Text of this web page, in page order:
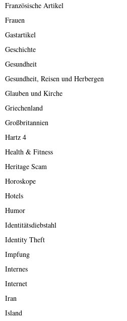
Französische Artikel
Frauen
Gastartikel
Geschichte
Gesundheit
Gesundheit, Reisen und Herbergen
Glauben und Kirche
Griechenland
Großbritannien
Hartz 4
Health & Fitness
Heritage Scam
Horoskope
Hotels
Humor
Identitätsdiebstahl
Identity Theft
Impfung
Internes
Internet
Iran
Island